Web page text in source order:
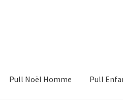
Pull Noël Homme Pull